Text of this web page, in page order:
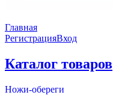
Главная
РегистрацияВход
Каталог товаров
Ножи-обереги